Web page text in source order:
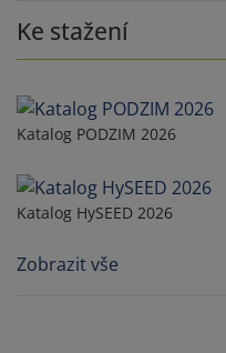
Ke stažení
Katalog PODZIM 2026
Katalog HySEED 2026
Zobrazit vše